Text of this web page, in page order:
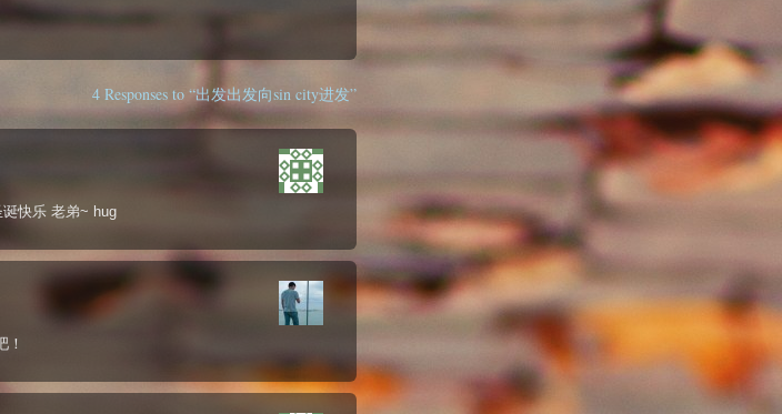
4 Responses to “出发出发向sin city进发”
快乐 老弟~ hug